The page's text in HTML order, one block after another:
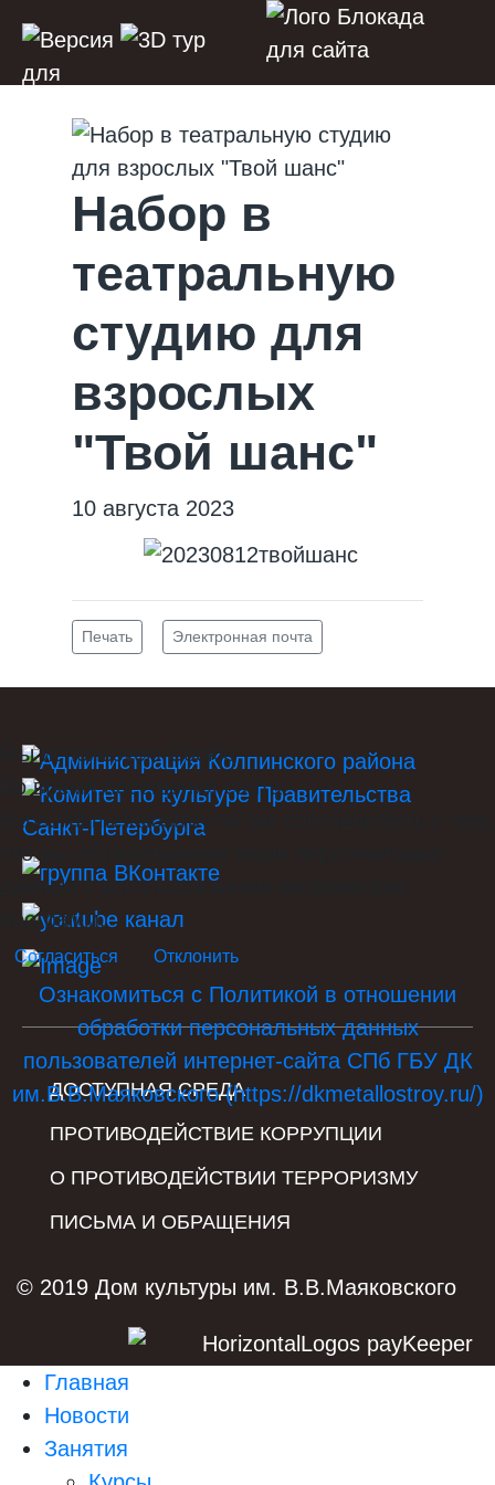
Набор в
театральную
студию для
взрослых
"Твой шанс"
10 августа 2023
Печать Электронная почта
ДОСТУПНАЯ СРЕДА
ПРОТИВОДЕЙСТВИЕ КОРРУПЦИИ
О ПРОТИВОДЕЙСТВИИ ТЕРРОРИЗМУ
ПИСЬМА И ОБРАЩЕНИЯ
© 2019 Дом культуры им. В.В.Маяковского
Главная
Новости
Занятия
Мы используем Cookie
Во время посещения сайта
https://dkmetallostroy.ru/ вы соглашаетесь с тем,
что мы обрабатываем ваши персональные
данные с использованием метрических
программ.
Согласиться Отклонить
Ознакомиться с Политикой в отношении
обработки персональных данных
пользователей интернет-сайта СПб ГБУ ДК
им.В.В.Маяковского (https://dkmetallostroy.ru/)